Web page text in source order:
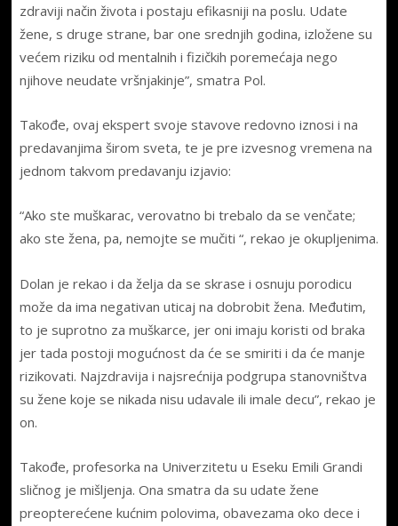
zdraviji način života i postaju efikasniji na poslu. Udate
žene, s druge strane, bar one srednjih godina, izložene su
većem riziku od mentalnih i fizičkih poremećaja nego
njihove neudate vršnjakinje”, smatra Pol.
Takođe, ovaj ekspert svoje stavove redovno iznosi i na
predavanjima širom sveta, te je pre izvesnog vremena na
jednom takvom predavanju izjavio:
“Ako ste muškarac, verovatno bi trebalo da se venčate;
ako ste žena, pa, nemojte se mučiti “, rekao je okupljenima.
Dolan je rekao i da želja da se skrase i osnuju porodicu
može da ima negativan uticaj na dobrobit žena. Međutim,
to je suprotno za muškarce, jer oni imaju koristi od braka
jer tada postoji mogućnost da će se smiriti i da će manje
rizikovati. Najzdravija i najsrećnija podgrupa stanovništva
su žene koje se nikada nisu udavale ili imale decu”, rekao je
on.
Takođe, profesorka na Univerzitetu u Eseku Emili Grandi
sličnog je mišljenja. Ona smatra da su udate žene
preopterećene kućnim polovima, obavezama oko dece i